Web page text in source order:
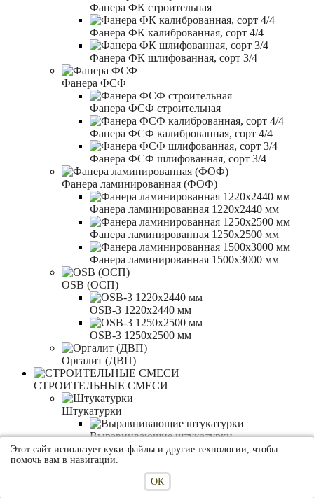
Фанера ФК строительная
Фанера ФК калиброванная, сорт 4/4
Фанера ФК шлифованная, сорт 3/4
Фанера ФСФ
Фанера ФСФ строительная
Фанера ФСФ калиброванная, сорт 4/4
Фанера ФСФ шлифованная, сорт 3/4
Фанера ламинированная (ФОФ)
Фанера ламинированная 1220x2440 мм
Фанера ламинированная 1250x2500 мм
Фанера ламинированная 1500x3000 мм
OSB (ОСП)
OSB-3 1220x2440 мм
OSB-3 1250x2500 мм
Оргалит (ДВП)
СТРОИТЕЛЬНЫЕ СМЕСИ
Штукатурки
Выравнивающие штукатурки
Декоративные штукатурки
Этот сайт использует куки-файлы и другие технологии, чтобы
помочь вам в навигации.
ОК